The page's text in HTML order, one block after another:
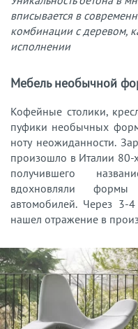
вписывается в
комбинации с деревом,
исполнении
Мебель необычной
Кофейные столики,
пуфики необычных
ноту неожиданности.
произошло в Италии 80-
получившего
вдохновляли
автомобилей. Через 3-
нашел отражение в